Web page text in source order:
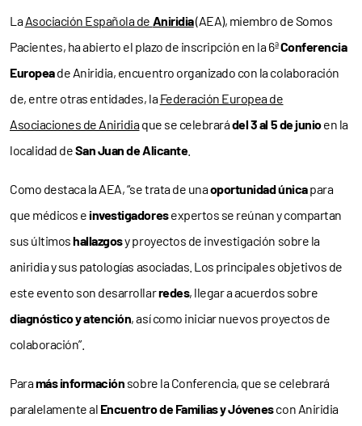
LaAsociación Española de Aniridia(AEA), miembro de Somos
Pacientes, ha abierto el plazo de inscripción en la 6ªConferencia
Europeade Aniridia, encuentro organizado con la colaboración
de, entre otras entidades, laFederación Europea de
Asociaciones de Aniridiaque se celebrarádel 3 al 5 de junioen la
localidad deSan Juan de Alicante.
Como destaca la AEA, “se trata de unaoportunidad únicapara
que médicos einvestigadoresexpertos se reúnan y compartan
sus últimoshallazgosy proyectos de investigación sobre la
aniridia y sus patologías asociadas. Los principales objetivos de
este evento son desarrollarredes, llegar a acuerdos sobre
diagnóstico y atención, así como iniciar nuevos proyectos de
colaboración”.
Paramás información sobre la Conferencia, que se celebrará
paralelamente al Encuentro de Familias y Jóvenescon Aniridia